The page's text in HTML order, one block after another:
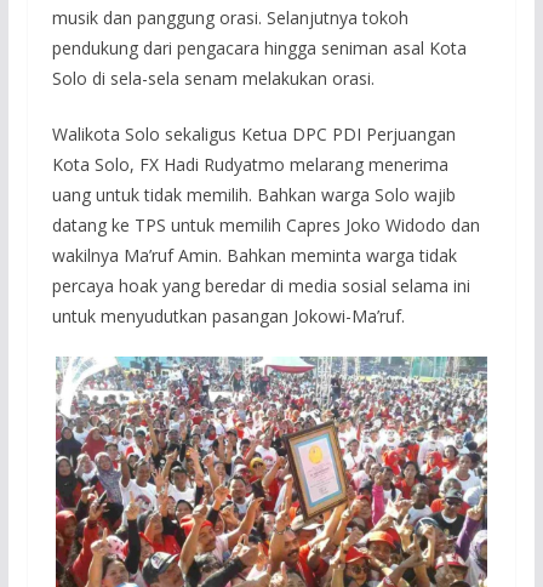
musik dan panggung orasi. Selanjutnya tokoh
pendukung dari pengacara hingga seniman asal Kota
Solo di sela-sela senam melakukan orasi.
Walikota Solo sekaligus Ketua DPC PDI Perjuangan
Kota Solo, FX Hadi Rudyatmo melarang menerima
uang untuk tidak memilih. Bahkan warga Solo wajib
datang ke TPS untuk memilih Capres Joko Widodo dan
wakilnya Ma’ruf Amin. Bahkan meminta warga tidak
percaya hoak yang beredar di media sosial selama ini
untuk menyudutkan pasangan Jokowi-Ma’ruf.